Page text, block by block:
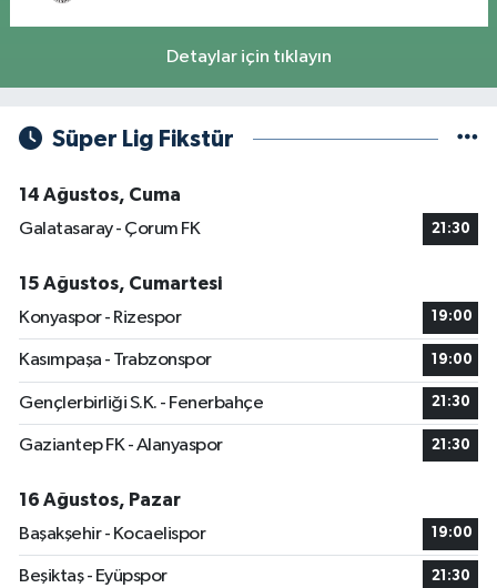
Detaylar için tıklayın
Süper Lig Fikstür
14 Ağustos, Cuma
Galatasaray - Çorum FK
21:30
15 Ağustos, Cumartesi
Konyaspor - Rizespor
19:00
Kasımpaşa - Trabzonspor 19:00
Gençlerbirliği S.K. - Fenerbahçe 21:30
Gaziantep FK - Alanyaspor 21:30
16 Ağustos, Pazar
Başakşehir - Kocaelispor
19:00
Beşiktaş - Eyüpspor 21:30